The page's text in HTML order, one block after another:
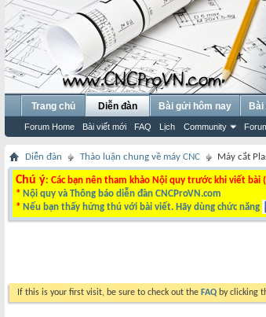
Trang chủ Diễn đàn
Forum Home Bài viết mới FAQ Lịch Community
Bài gửi hôm nay
Diễn đàn Thảo luận chung về máy CNC Máy cắt
Chú ý: Các bạn nên tham khảo Nội quy trước khi viết bài
* Nội quy và Thông báo diễn đàn CNCProVN.com
* Nếu bạn thấy hứng thú với bài viết. Hãy dùng chức năng
If this is your first visit, be sure to check out the FAQ by clicking